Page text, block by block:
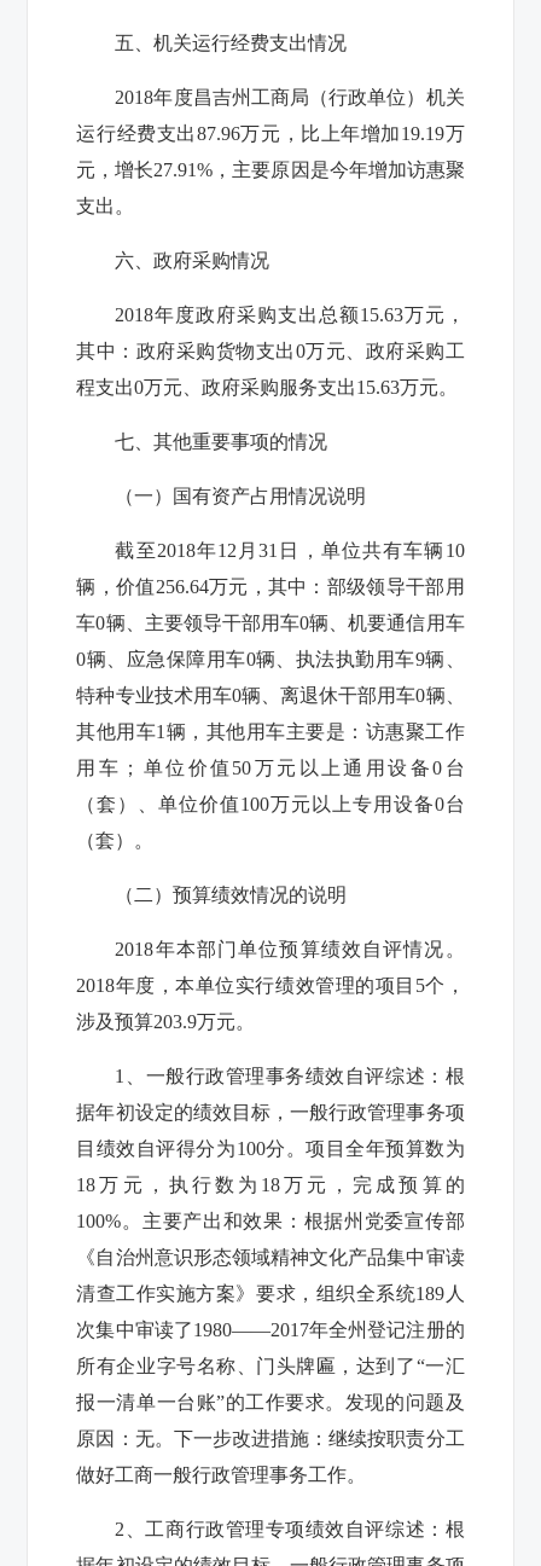
五、机关运行经费支出情况
2018年度昌吉州工商局（行政单位）机关
运行经费支出87.96万元，比上年增加19.19万
元，增长27.91% ，主要原因是今年增加访惠聚
支出。
六、政府采购情况
2018年度政府采购支出总额15.63万元，
其中：政府采购货物支出0万元、政府采购工
程支出0万元、政府采购服务支出15.63万元。
七、其他重要事项的情况
（一）国有资产占用情况说明
截至2018年12 月31 日，单位共有车辆 10
辆，价值256.64万元，其中：部级领导干部用
车0辆、主要领导干部用车0辆、机要通信用车
0辆、应急保障用车0辆、执法执勤用车9辆、
特种专业技术用车0辆、离退休干部用车0辆、
其他用车1 辆，其他用车主要是：访惠聚工作
用车；单位价值 50万元以上通用设备0 台
（套）、单位价值100万元以上专用设备0台
（套）。
（二）预算绩效情况的说明
2018年本部门单位预算绩效自评情况。
2018年度，本单位实行绩效管理的项目 5个，
涉及预算203.9万元。
1、 一般行政管理事务绩效自评综述：根
据年初设定的绩效目标，一般行政管理事务项
目绩效自评得分为100分。项目全年预算数为
18万元，执行数为 18万元，完成预算的
100%。 主要产出和效果： 根据州党委宣传部
《自治州意识形态领域精神文化产品集中审读
清查工作实施方案》要求，组织全系统189 人
次集中审读了1980——2017年全州登记注册的
所有企业字号名称、门头牌匾，达到了“一汇
报一清单一台账”的工作要求。 发现的问题及
原因：无。下一步改进措施：继续按职责分工
做好工商一般行政管理事务工作。
2 、工商行政管理专项绩效自评综述：根